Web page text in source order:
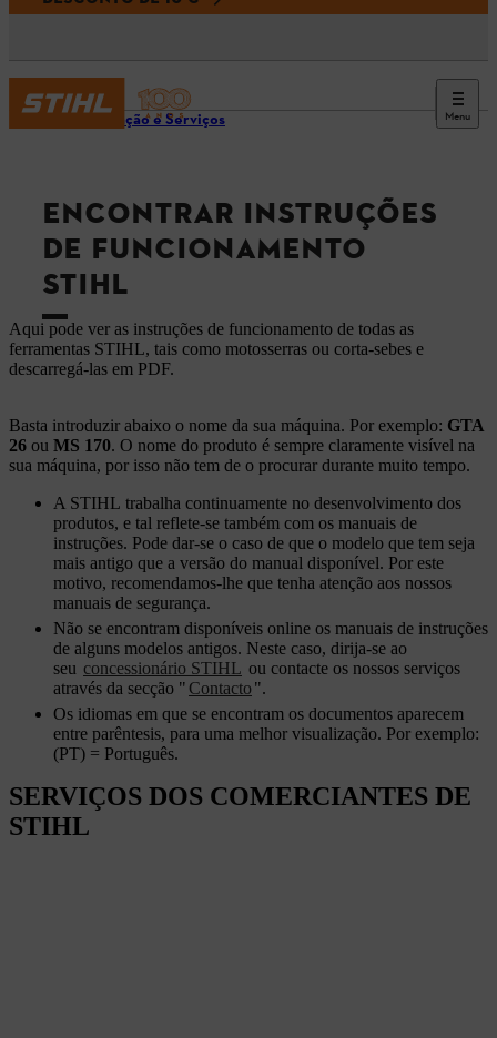
Menu
Informação e Serviços
ENCONTRAR INSTRUÇÕES
DE FUNCIONAMENTO
STIHL
Aqui pode ver as instruções de funcionamento de todas as
ferramentas STIHL, tais como motosserras ou corta-sebes e
descarregá-las em PDF.
Basta introduzir abaixo o nome da sua máquina. Por exemplo: GTA
26 ou MS 170. O nome do produto é sempre claramente visível na
sua máquina, por isso não tem de o procurar durante muito tempo.
A STIHL trabalha continuamente no desenvolvimento dos
produtos, e tal reflete-se também com os manuais de
instruções. Pode dar-se o caso de que o modelo que tem seja
mais antigo que a versão do manual disponível. Por este
motivo, recomendamos-lhe que tenha atenção aos nossos
manuais de segurança.
Não se encontram disponíveis online os manuais de instruções
de alguns modelos antigos. Neste caso, dirija-se ao
seu concessionário STIHL ou contacte os nossos serviços
através da secção " Contacto ".
Os idiomas em que se encontram os documentos aparecem
entre parêntesis, para uma melhor visualização. Por exemplo:
(PT) = Português.
SERVIÇOS DOS COMERCIANTES DE
STIHL